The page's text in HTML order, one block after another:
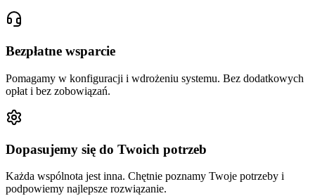
Bezpłatne wsparcie
Pomagamy w konfiguracji i wdrożeniu systemu. Bez dodatkowych
opłat i bez zobowiązań.
Dopasujemy się do Twoich potrzeb
Każda wspólnota jest inna. Chętnie poznamy Twoje potrzeby i
podpowiemy najlepsze rozwiązanie.